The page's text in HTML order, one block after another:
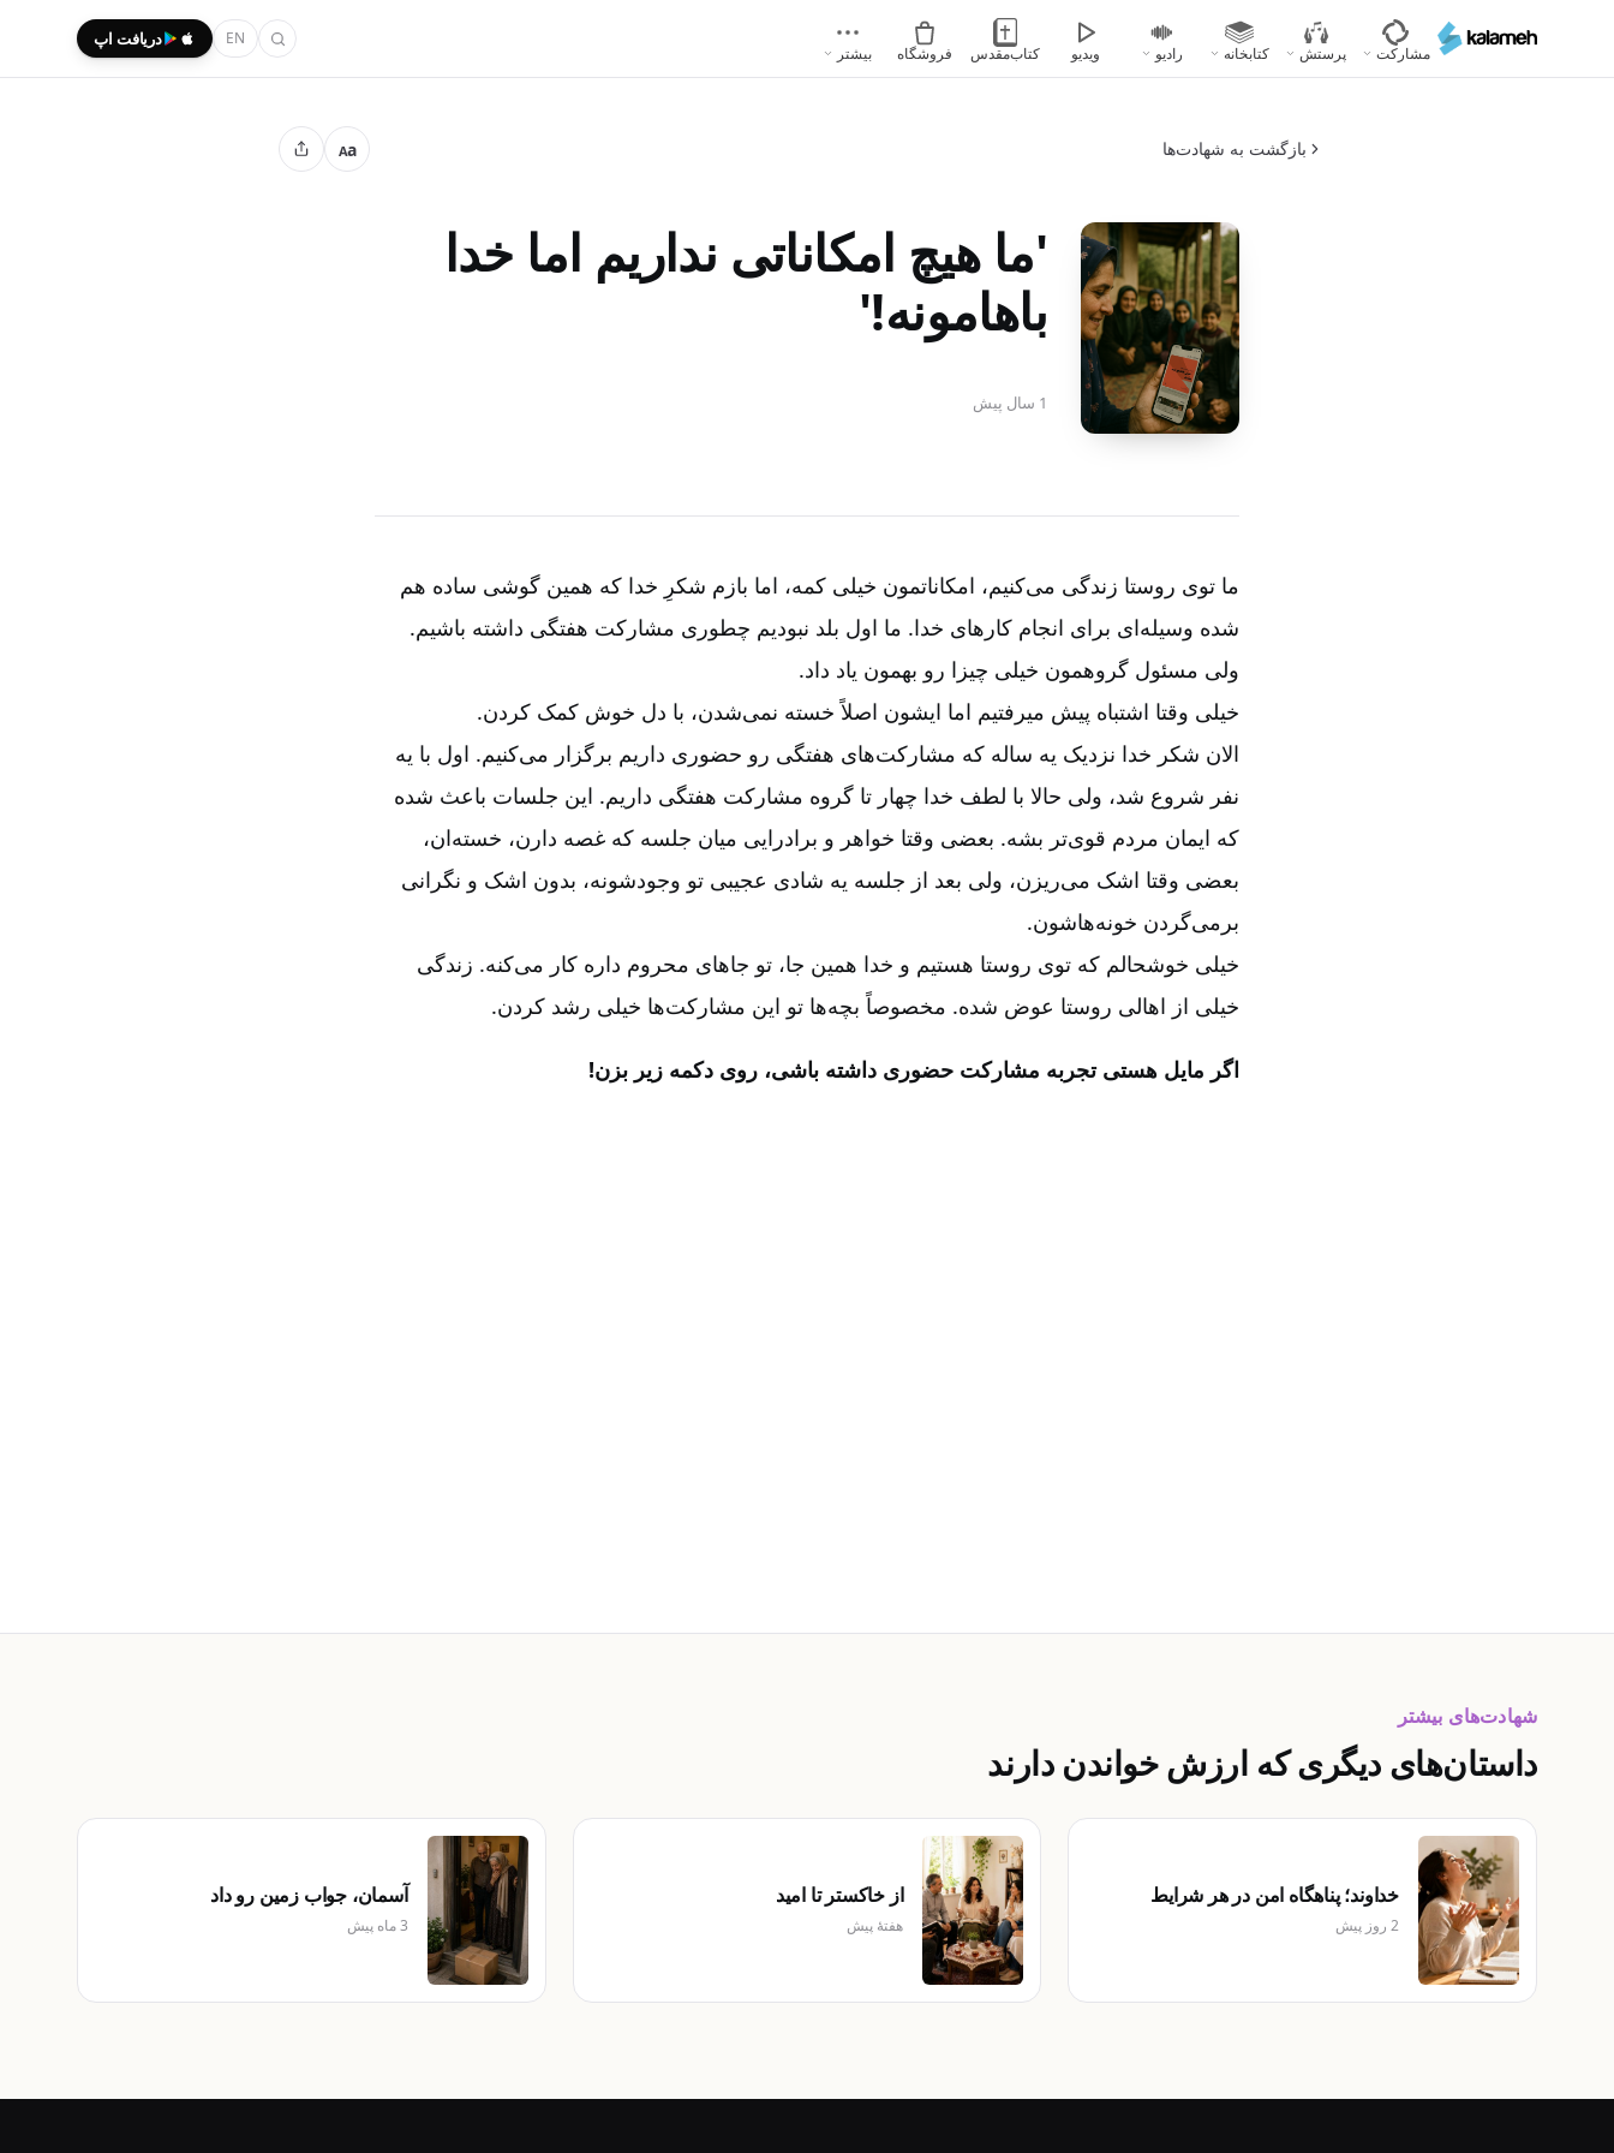
محتوای
مشارکت پرستش کتابخانه رادیو ویدیو کتاب‌مقدس فروشگاه بیشتر
EN دریافت اپ
بازگشت به شهادت‌ها Aa
'ما هیچ امکاناتی نداریم اما خدا
باهامونه!'
1 سال پیش
ما توی روستا زندگی می‌کنیم، امکاناتمون خیلی کمه، اما بازم شکرِ خدا که همین گوشی ساده هم
شده وسیله‌ای برای انجام کارهای خدا. ما اول بلد نبودیم چطوری مشارکت هفتگی داشته باشیم.
ولی مسئول گروهمون خیلی چیزا رو بهمون یاد داد.
خیلی وقتا اشتباه پیش میرفتیم اما ایشون اصلاً خسته نمی‌شدن، با دل خوش کمک کردن.
الان شکر خدا نزدیک یه ساله که مشارکت‌های هفتگی رو حضوری داریم برگزار می‌کنیم. اول با یه
نفر شروع شد، ولی حالا با لطف خدا چهار تا گروه مشارکت هفتگی داریم. این جلسات باعث شده
که ایمان مردم قوی‌تر بشه. بعضی وقتا خواهر و برادرایی میان جلسه که غصه دارن، خسته‌ان،
بعضی وقتا اشک می‌ریزن، ولی بعد از جلسه یه شادی عجیبی تو وجودشونه، بدون اشک و نگرانی
برمی‌گردن خونه‌هاشون.
خیلی خوشحالم که توی روستا هستیم و خدا همین جا، تو جاهای محروم داره کار می‌کنه. زندگی
خیلی از اهالی روستا عوض شده. مخصوصاً بچه‌ها تو این مشارکت‌ها خیلی رشد کردن.
اگر مایل هستی تجربه مشارکت حضوری داشته باشی، روی دکمه زیر بزن!
شهادت‌های بیشتر
داستان‌های دیگری که ارزش خواندن دارند
خداوند؛ پناهگاه امن در هر شرایط
2 روز پیش
از خاکستر تا امید
هفتهٔ پیش
آسمان، جواب زمین رو داد
3 ماه پیش